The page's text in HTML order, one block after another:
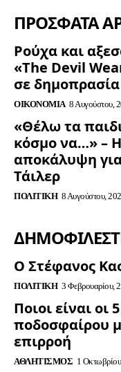
ΠΡΟΣΦΑΤΑ
Ρούχα και
«The Devil
σε δημοπρασία
ΟΙΚΟΝΟΜΊΑ 8 Αυγούστου,
«Θέλω τα
κόσμο να…» –
αποκάλυψη
Τάιλερ
ΠΟΛΙΤΙΚΉ 8 Αυγούστου,
Ο Στέφανος
ΠΟΛΙΤΙΚΉ 3 Φεβρουαρίου,
Ποιοι είναι οι
ποδοσφαίρου
επιρροή
ΑΘΛΗΤΙΣΜΌΣ 1